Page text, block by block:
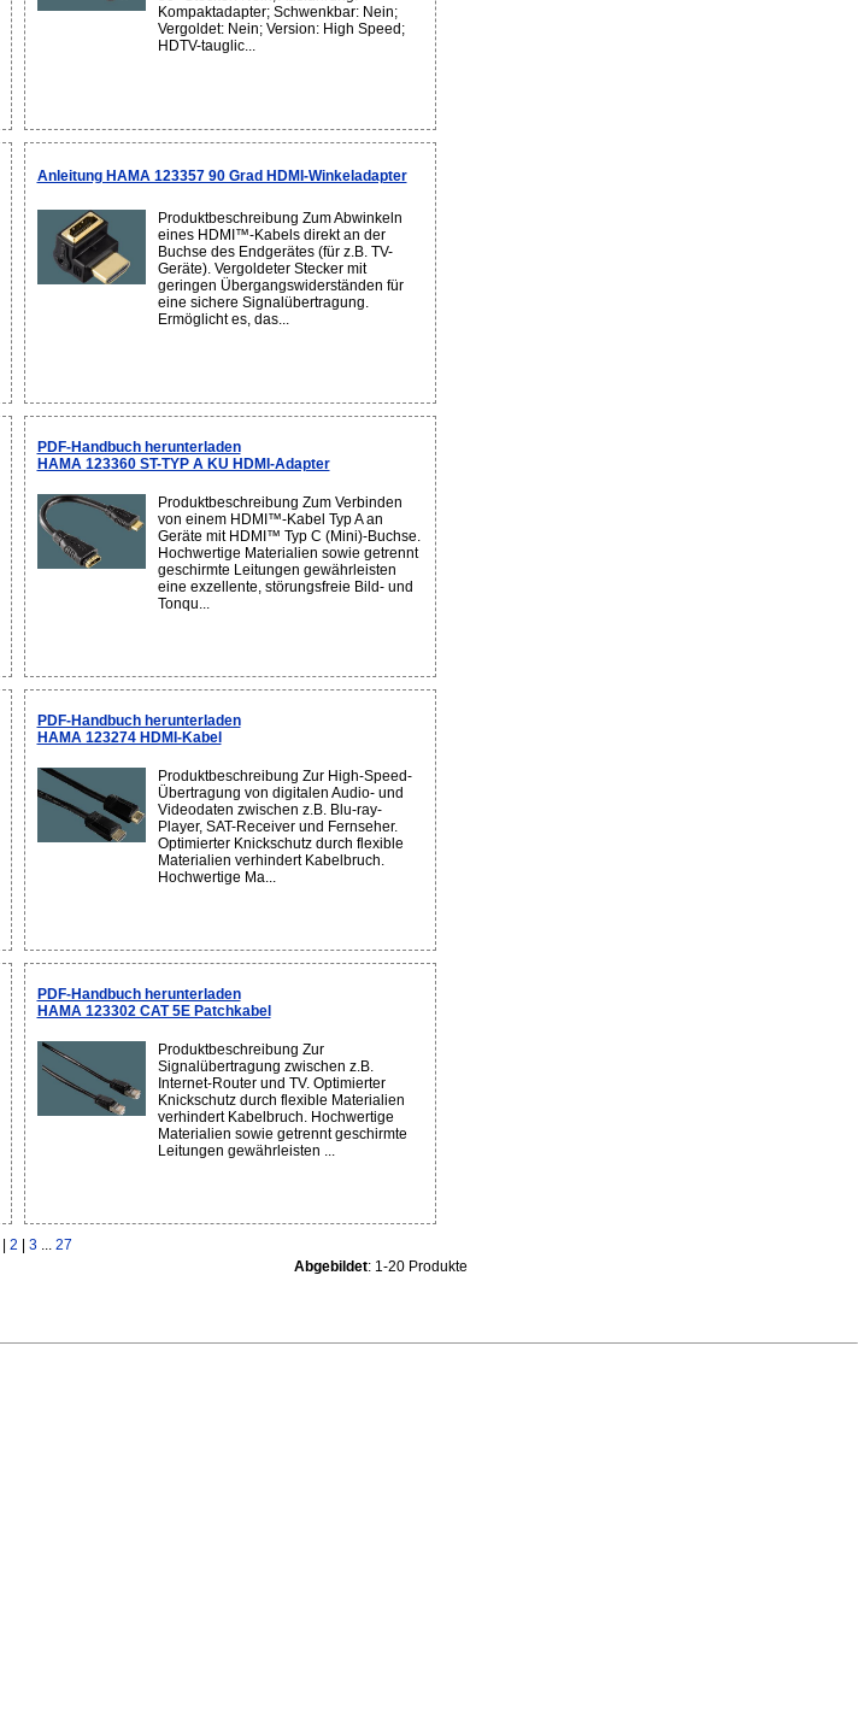
Kompaktadapter; Schwenkbar: Nein;
Vergoldet: Nein; Version: High Speed;
HDTV-tauglic...
Anleitung HAMA 123357 90 Grad HDMI-Winkeladapter
Produktbeschreibung Zum Abwinkeln
eines HDMI™-Kabels direkt an der
Buchse des Endgerätes (für z.B. TV-
Geräte). Vergoldeter Stecker mit
geringen Übergangswiderständen für
eine sichere Signalübertragung.
Ermöglicht es, das...
PDF-Handbuch herunterladen
HAMA 123360 ST-TYP A KU HDMI-Adapter
Produktbeschreibung Zum Verbinden
von einem HDMI™-Kabel Typ A an
Geräte mit HDMI™ Typ C (Mini)-Buchse.
Hochwertige Materialien sowie getrennt
geschirmte Leitungen gewährleisten
eine exzellente, störungsfreie Bild- und
Tonqu...
PDF-Handbuch herunterladen
HAMA 123274 HDMI-Kabel
Produktbeschreibung Zur High-Speed-
Übertragung von digitalen Audio- und
Videodaten zwischen z.B. Blu-ray-
Player, SAT-Receiver und Fernseher.
Optimierter Knickschutz durch flexible
Materialien verhindert Kabelbruch.
Hochwertige Ma...
PDF-Handbuch herunterladen
HAMA 123302 CAT 5E Patchkabel
Produktbeschreibung Zur
Signalübertragung zwischen z.B.
Internet-Router und TV. Optimierter
Knickschutz durch flexible Materialien
verhindert Kabelbruch. Hochwertige
Materialien sowie getrennt geschirmte
Leitungen gewährleisten ...
2 3... 27
Abgebildet: 1-20 Produkte